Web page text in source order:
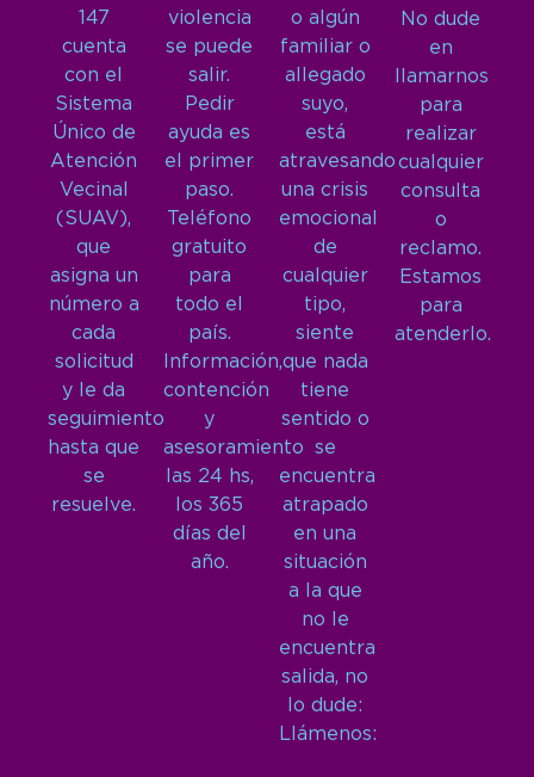
147
cuenta
con el
Sistema
Único de
Atención
Vecinal
(SUAV),
que
asigna un
número a
cada
solicitud
y le da
seguimiento
hasta que
se
resuelve.
violencia
se puede
salir.
Pedir
ayuda es
el primer
paso.
Teléfono
gratuito
para
todo el
país.
Información,
contención
y
asesoramiento
las 24 hs,
los 365
días del
año.
o algún
familiar o
allegado
suyo,
está
atravesando
una crisis
emocional
de
cualquier
tipo,
siente
que nada
tiene
sentido o
se
encuentra
atrapado
en una
situación
a la que
no le
encuentra
salida, no
lo dude:
Llámenos:
No dude
en
llamarnos
para
realizar
cualquier
consulta
o
reclamo.
Estamos
para
atenderlo.